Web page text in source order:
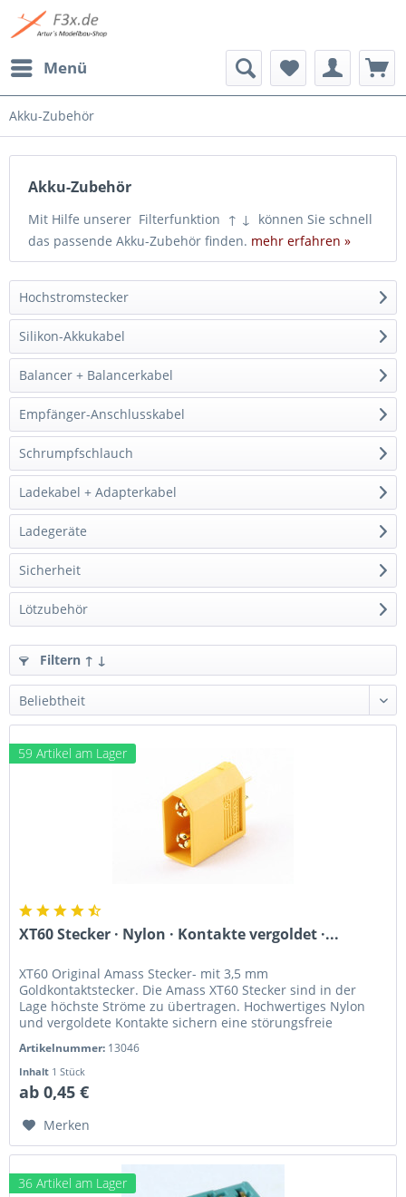
Menü
Akku-Zubehör
Akku-Zubehör
Mit Hilfe unserer Filterfunktion ↑ ↓ können Sie schnell
das passende Akku-Zubehör finden. mehr erfahren »
Hochstromstecker
Silikon-Akkukabel
Balancer + Balancerkabel
Empfänger-Anschlusskabel
Schrumpfschlauch
Ladekabel + Adapterkabel
Ladegeräte
Sicherheit
Lötzubehör
Filtern ↑ ↓
59 Artikel am Lager
XT60 Stecker · Nylon · Kontakte vergoldet ·...
XT60 Original Amass Stecker- mit 3,5 mm
Goldkontaktstecker. Die Amass XT60 Stecker sind in der
Lage höchste Ströme zu übertragen. Hochwertiges Nylon
und vergoldete Kontakte sichern eine störungsfreie
Artikelnummer: 13046
Inhalt 1 Stück
ab 0,45 €
Merken
36 Artikel am Lager